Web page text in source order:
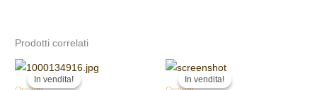
Prodotti correlati
In vendita!
In vendita!
Il
prezzo
originale
Il
prezzo
attuale
In vendita!
In vendita!
prezzo
originale